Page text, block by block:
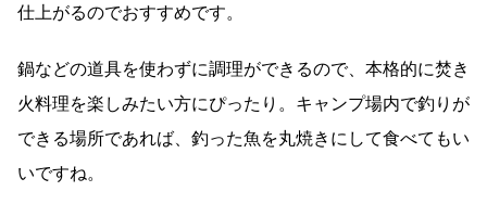
仕上がるのでおすすめです。
鍋などの道具を使わずに調理ができるので、本格的に焚き
火料理を楽しみたい方にぴったり。キャンプ場内で釣りが
できる場所であれば、釣った魚を丸焼きにして食べてもい
いですね。